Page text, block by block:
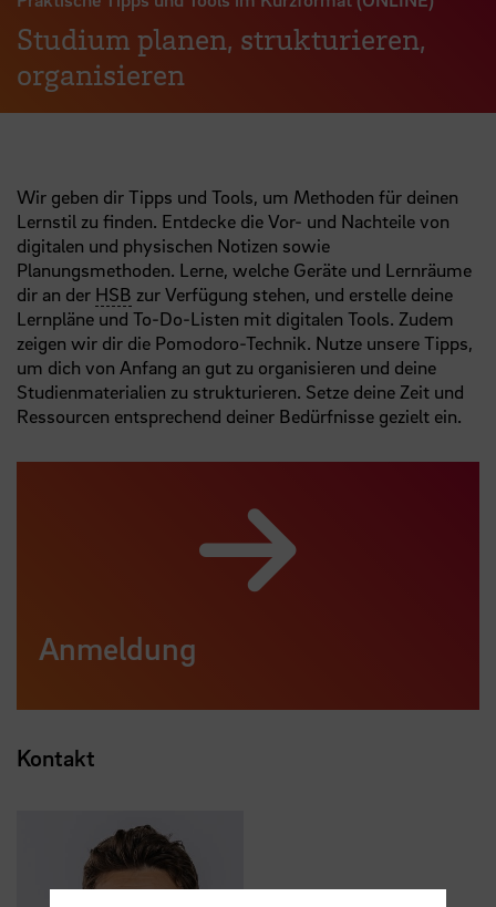
Studium planen, strukturieren,
organisieren
Wir geben dir Tipps und Tools, um Methoden für deinen
Lernstil zu finden. Entdecke die Vor- und Nachteile von
digitalen und physischen Notizen sowie
Planungsmethoden. Lerne, welche Geräte und Lernräume
dir an der HSB zur Verfügung stehen, und erstelle deine
Lernpläne und To-Do-Listen mit digitalen Tools. Zudem
zeigen wir dir die Pomodoro-Technik. Nutze unsere Tipps,
um dich von Anfang an gut zu organisieren und deine
Studienmaterialien zu strukturieren. Setze deine Zeit und
Ressourcen entsprechend deiner Bedürfnisse gezielt ein.
Anmeldung
Kontakt